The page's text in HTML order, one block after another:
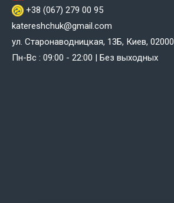
+38 (067) 279 00 95
katereshchuk@gmail.com
ул. Старонаводницкая, 13Б, Киев, 02000
Пн-Вс : 09:00 - 22:00 | Без выходных